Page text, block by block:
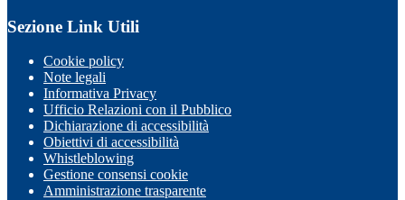
Sezione Link Utili
Cookie policy
Note legali
Informativa Privacy
Ufficio Relazioni con il Pubblico
Dichiarazione di accessibilità
Obiettivi di accessibilità
Whistleblowing
Gestione consensi cookie
Amministrazione trasparente